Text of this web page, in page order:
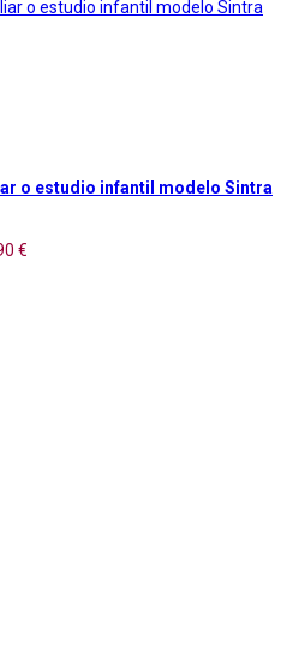
o estudio infantil modelo Sintra
€